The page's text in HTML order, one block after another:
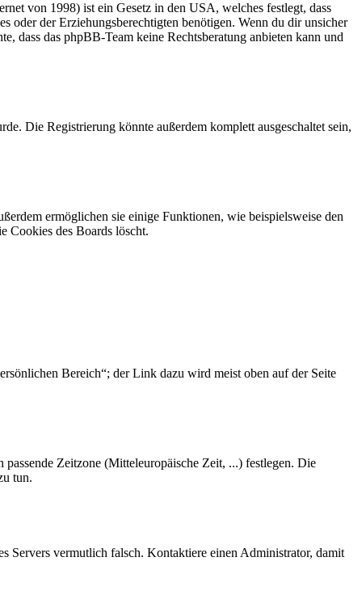
von 1998) ist ein Gesetz in den USA, welches festlegt, dass
oder der Erziehungsberechtigten benötigen. Wenn du dir unsicher
dass das phpBB-Team keine Rechtsberatung anbieten kann und
Die Registrierung könnte außerdem komplett ausgeschaltet sein,
ermöglichen sie einige Funktionen, wie beispielsweise den
Cookies des Boards löscht.
Bereich“; der Link dazu wird meist oben auf der Seite
Zeitzone (Mitteleuropäische Zeit, ...) festlegen. Die
tun.
Servers vermutlich falsch. Kontaktiere einen Administrator, damit